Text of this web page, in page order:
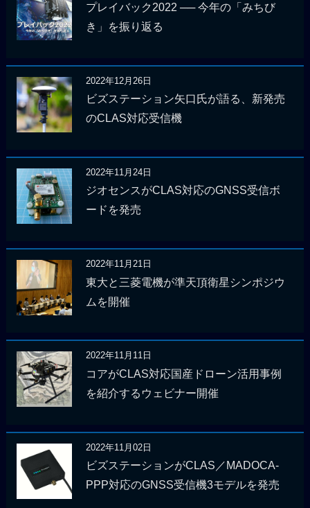
プレイバック2022 ── 今年の「みちび
き」を振り返る
2022年12月26日
ビズステーション矢口氏が語る、新発売
のCLAS対応受信機
2022年11月24日
ジオセンスがCLAS対応のGNSS受信ボ
ードを発売
2022年11月21日
東大と三菱電機が準天頂衛星シンポジウ
ムを開催
2022年11月11日
コアがCLAS対応国産ドローン活用事例
を紹介するウェビナー開催
2022年11月02日
ビズステーションがCLAS／MADOCA-
PPP対応のGNSS受信機3モデルを発売